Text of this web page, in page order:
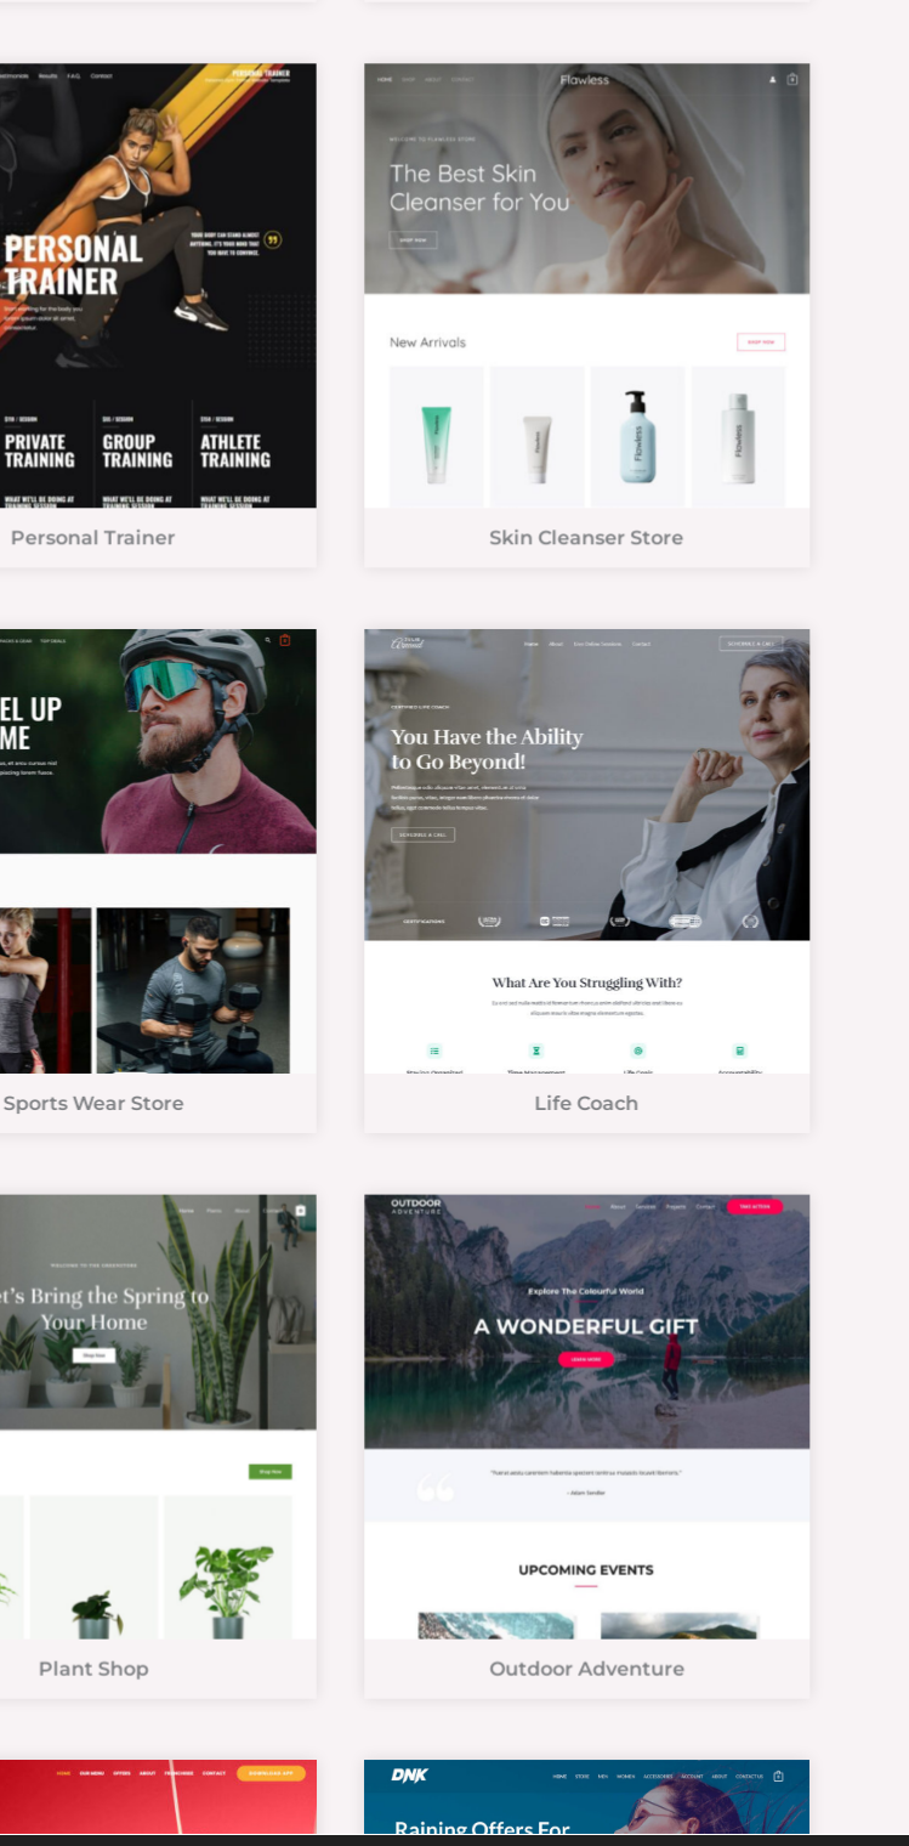
Personal Trainer Skin Cleanser Store
Sports Wear Store Life Coach
Plant Shop Outdoor Adventure